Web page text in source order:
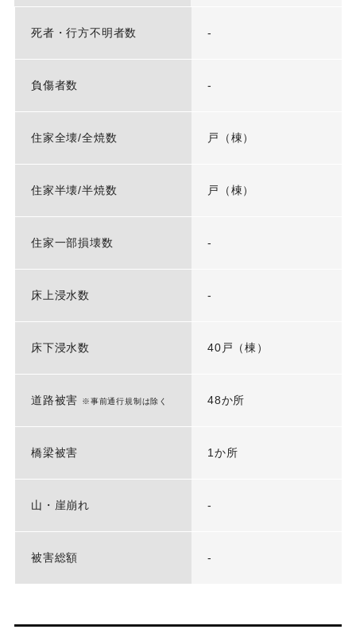
死者・行方不明者数 -
負傷者数 -
住家全壊/全焼数 戸（棟）
住家半壊/半焼数 戸（棟）
住家一部損壊数 -
床上浸水数 -
床下浸水数 40戸（棟）
道路被害 ※事前通行規制は除く 48か所
橋梁被害 1か所
山・崖崩れ -
被害総額 -